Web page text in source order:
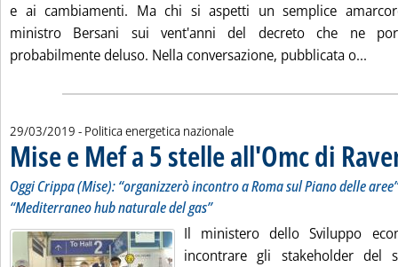
e ai cambiamenti. Ma chi si aspetti un semplice
ministro Bersani sui vent'anni del decreto che ne
probabilmente deluso. Nella conversazione, pubblicata o...
29/03/2019 - Politica energetica nazionale
Mise e Mef a 5 stelle all'Omc di
Oggi Crippa (Mise): “organizzerò incontro a Roma sul Piano delle
“Mediterraneo hub naturale del gas”
Il ministero dello Sviluppo
incontrare gli stakeholder del